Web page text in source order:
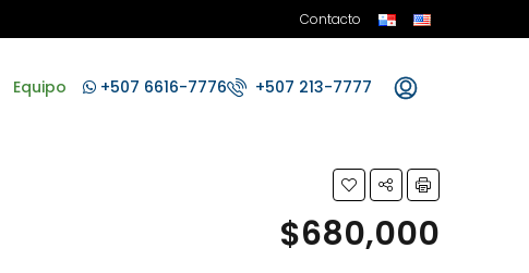
Contacto
Equipo +507 6616-7776 +507 213-7777
$680,000